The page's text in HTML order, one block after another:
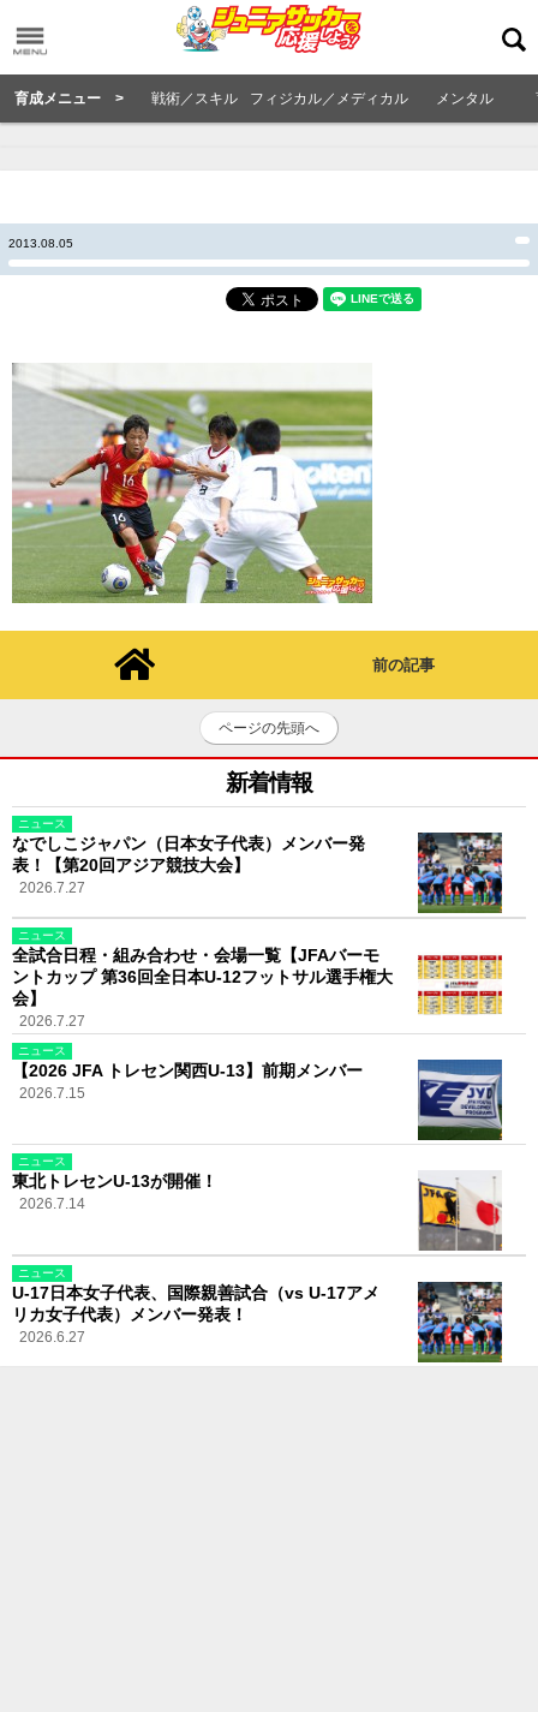
育成メニュー > 戦術／スキル フィジカル／メディカル メンタル
2013.08.05
前の記事
ページの先頭へ
新着情報
ニュース
なでしこジャパン（日本女子代表）メンバー発
表！【第20回アジア競技大会】
2026.7.27
ニュース
全試合日程・組み合わせ・会場一覧【JFAバーモ
ントカップ 第36回全日本U-12フットサル選手権大
会】
2026.7.27
ニュース
【2026 JFA トレセン関西U-13】前期メンバー
2026.7.15
ニュース
東北トレセンU-13が開催！
2026.7.14
ニュース
U-17日本女子代表、国際親善試合（vs U-17アメ
リカ女子代表）メンバー発表！
2026.6.27